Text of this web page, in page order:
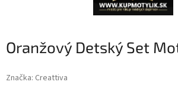
Oranžový Detský Set
Značka: Creattiva